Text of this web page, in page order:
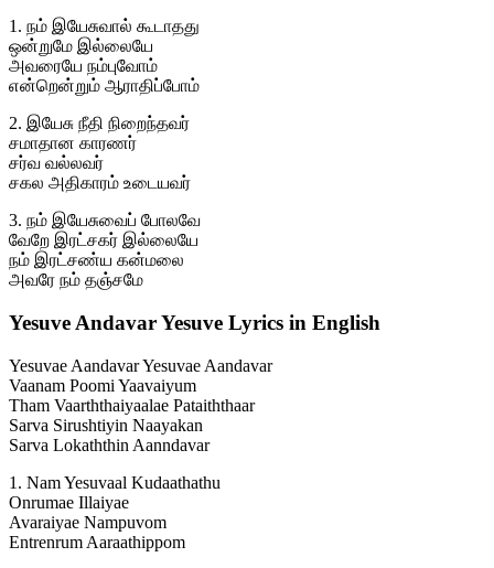
1. நம் இயேசுவால் கூடாதது
ஒன்றுமே இல்லையே
அவரையே நம்புவோம்
என்றென்றும் ஆராதிப்போம்
2. இயேசு நீதி நிறைந்தவர்
சமாதான காரணர்
சர்வ வல்லவர்
சகல அதிகாரம் உடையவர்
3. நம் இயேசுவைப் போலவே
வேறே இரட்சகர் இல்லையே
நம் இரட்சண்ய கன்மலை
அவரே நம் தஞ்சமே
Yesuve Andavar Yesuve Lyrics in English
Yesuvae Aandavar Yesuvae Aandavar
Vaanam Poomi Yaavaiyum
Tham Vaarththaiyaalae Pataiththaar
Sarva Sirushtiyin Naayakan
Sarva Lokaththin Aanndavar
1. Nam Yesuvaal Kudaathathu
Onrumae Illaiyae
Avaraiyae Nampuvom
Entrenrum Aaraathippom